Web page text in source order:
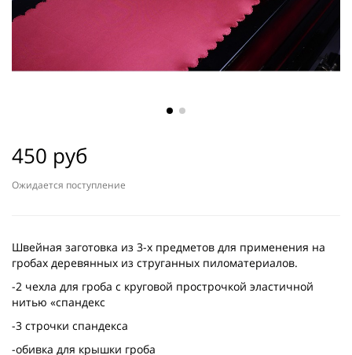
450 руб
Ожидается поступление
Швейная заготовка из 3-х предметов для применения на
гробах деревянных из струганных пиломатериалов.
-2 чехла для гроба с круговой прострочкой эластичной
нитью «спандекс
-3 строчки спандекса
-обивка для крышки гроба